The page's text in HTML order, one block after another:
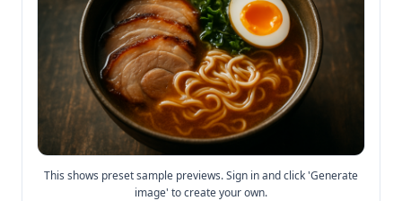
This shows preset sample previews. Sign in and click 'Generate
image' to create your own.